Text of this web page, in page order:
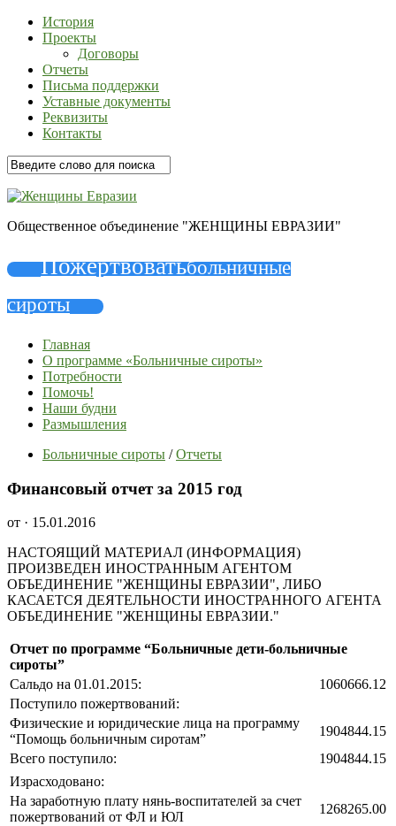
История
Проекты
Договоры
Отчеты
Письма поддержки
Уставные документы
Реквизиты
Контакты
Общественное объединение "ЖЕНЩИНЫ ЕВРАЗИИ"
Пожертвоватьбольничные
сироты
Главная
О программе «Больничные сироты»
Потребности
Помочь!
Наши будни
Размышления
Больничные сироты / Отчеты
Финансовый отчет за 2015 год
от · 15.01.2016
НАСТОЯЩИЙ МАТЕРИАЛ (ИНФОРМАЦИЯ)
ПРОИЗВЕДЕН ИНОСТРАННЫМ АГЕНТОМ
ОБЪЕДИНЕНИЕ "ЖЕНЩИНЫ ЕВРАЗИИ", ЛИБО
КАСАЕТСЯ ДЕЯТЕЛЬНОСТИ ИНОСТРАННОГО АГЕНТА
ОБЪЕДИНЕНИЕ "ЖЕНЩИНЫ ЕВРАЗИИ."
Отчет по программе “Больничные дети-больничные
сироты”
Сальдо на 01.01.2015:
1060666.12
Поступило пожертвований:
Физические и юридические лица на программу
“Помощь больничным сиротам”
1904844.15
Всего поступило:
1904844.15
Израсходовано:
На заработную плату нянь-воспитателей за счет
пожертвований от ФЛ и ЮЛ
1268265.00